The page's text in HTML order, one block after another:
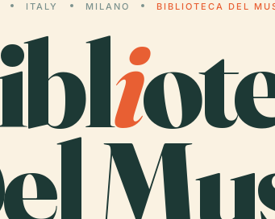
ITALY MILANO BIBLIOTECA DEL
i